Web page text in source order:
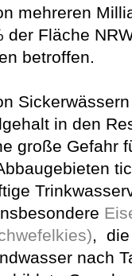
mehreren
der Fläche
betroffen.
in den
große Gefahr
, die
nach